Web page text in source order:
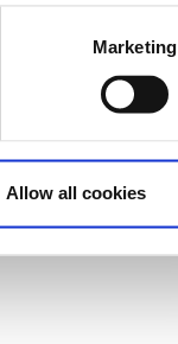
Marketing
Allow all cookies